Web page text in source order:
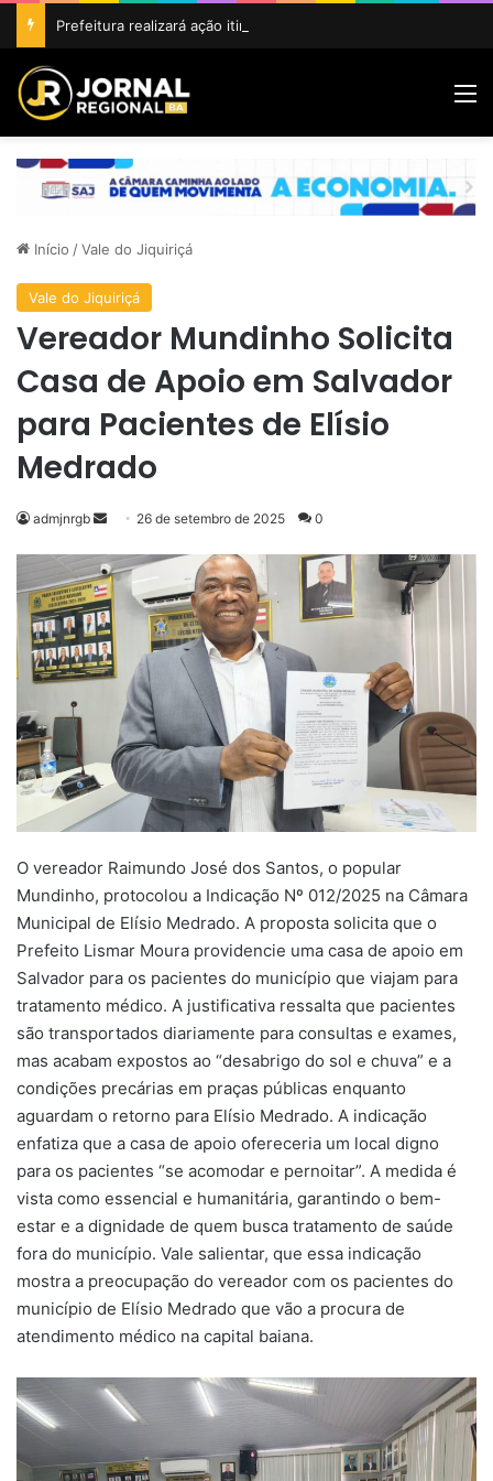
Início /Vale do Jiquiriçá
Vale do Jiquiriçá
Vereador Mundinho Solicita
Casa de Apoio em Salvador
para Pacientes de Elísio
Medrado
admjnrgb
Mande
e-
mail
26 de setembro de 2025 0
O vereador Raimundo José dos Santos, o popular
Mundinho, protocolou a Indicação Nº 012/2025 na Câmara
Municipal de Elísio Medrado. A proposta solicita que o
Prefeito Lismar Moura providencie uma casa de apoio em
Salvador para os pacientes do município que viajam para
tratamento médico. A justificativa ressalta que pacientes
são transportados diariamente para consultas e exames,
mas acabam expostos ao “desabrigo do sol e chuva” e a
condições precárias em praças públicas enquanto
aguardam o retorno para Elísio Medrado. A indicação
enfatiza que a casa de apoio ofereceria um local digno
para os pacientes “se acomodar e pernoitar”. A medida é
vista como essencial e humanitária, garantindo o bem-
estar e a dignidade de quem busca tratamento de saúde
fora do município. Vale salientar, que essa indicação
mostra a preocupação do vereador com os pacientes do
município de Elísio Medrado que vão a procura de
atendimento médico na capital baiana.